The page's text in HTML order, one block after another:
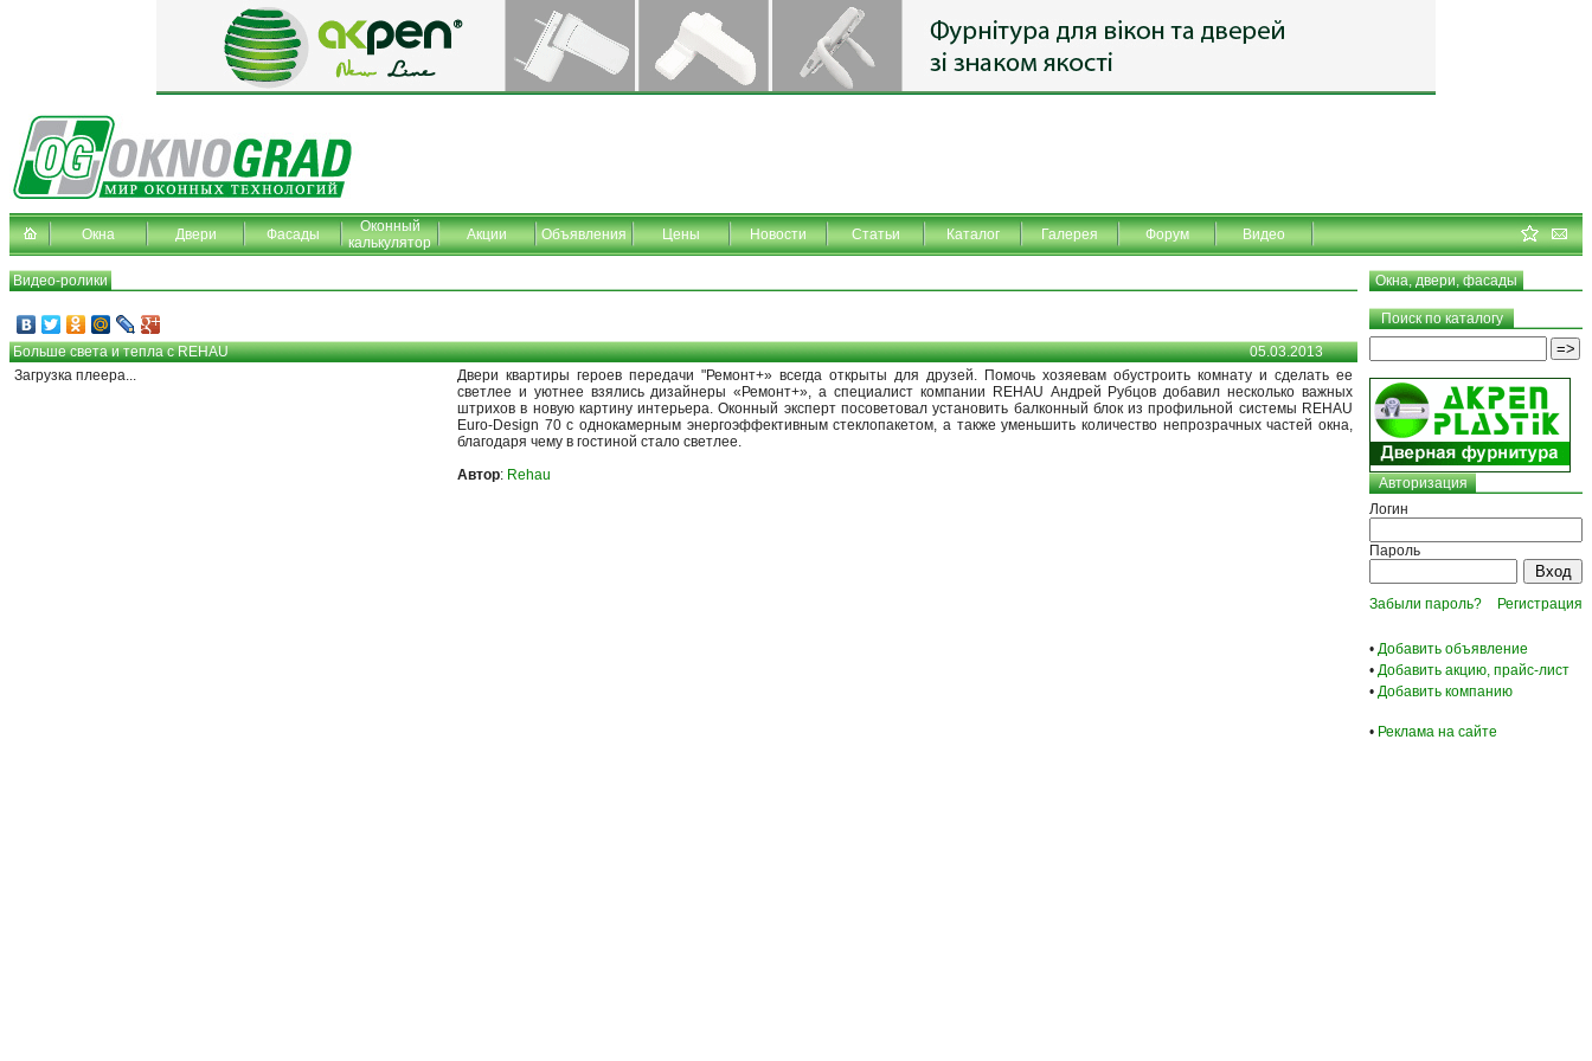
Окна Двери Фасады
Оконный
калькулятор
Акции Объявления Цены Новости Статьи Каталог Галерея Форум Видео
Видео-ролики
Больше света и тепла с REHAU
05.03.2013
Загрузка плеера...
Двери квартиры героев передачи "Ремонт+» всегда открыты для друзей. Помочь хозяевам обустроить комнату и сделать ее
светлее и уютнее взялись дизайнеры «Ремонт+», а специалист компании REHAU Андрей Рубцов добавил несколько важных
штрихов в новую картину интерьера. Оконный эксперт посоветовал установить балконный блок из профильной системы REHAU
Euro-Design 70 c однокамерным энергоэффективным стеклопакетом, а также уменьшить количество непрозрачных частей окна,
благодаря чему в гостиной стало светлее.
Автор: Rehau
Окна, двери, фасады
Поиск по каталогу
Авторизация
Логин
Пароль
Забыли пароль? Регистрация
• Добавить объявление
• Добавить акцию, прайс-лист
• Добавить компанию
• Реклама на сайте